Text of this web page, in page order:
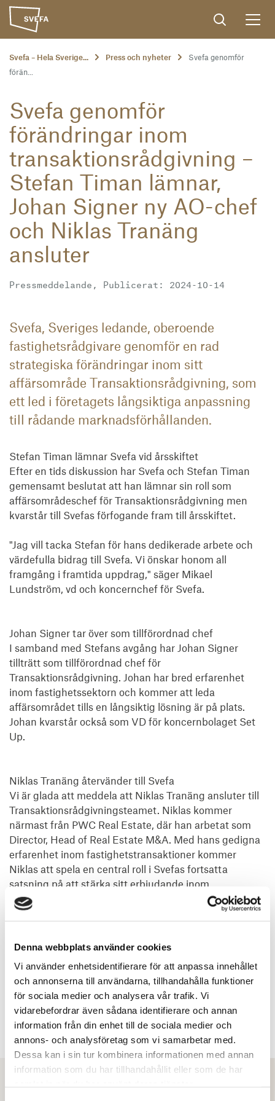
Denna webbplats använder cookies
Vi använder enhetsidentifierare för att anpassa innehållet
och annonserna till användarna, tillhandahålla funktioner
för sociala medier och analysera vår trafik. Vi
vidarebefordrar även sådana identifierare och annan
information från din enhet till de sociala medier och
annons- och analysföretag som vi samarbetar med.
Dessa kan i sin tur kombinera informationen med annan
information som du har tillhandahållit eller som de har
Svefa – Hela Sverige... Press och nyheter
Svefa genomför
förän...
Svefa genomför
förändringar inom
transaktionsrådgivning –
Stefan Timan lämnar,
Johan Signer ny AO-chef
och Niklas Tranäng
ansluter
Pressmeddelande, Publicerat: 2024-10-14
Svefa, Sveriges ledande, oberoende
fastighetsrådgivare genomför en rad
strategiska förändringar inom sitt
affärsområde Transaktionsrådgivning, som
ett led i företagets långsiktiga anpassning
till rådande marknadsförhållanden.
Stefan Timan lämnar Svefa vid årsskiftet
Efter en tids diskussion har Svefa och Stefan Timan
gemensamt beslutat att han lämnar sin roll som
affärsområdeschef för Transaktionsrådgivning men
kvarstår till Svefas förfogande fram till årsskiftet.
"Jag vill tacka Stefan för hans dedikerade arbete och
värdefulla bidrag till Svefa. Vi önskar honom all
framgång i framtida uppdrag," säger Mikael
Lundström, vd och koncernchef för Svefa.
Johan Signer tar över som tillförordnad chef
I samband med Stefans avgång har Johan Signer
tillträtt som tillförordnad chef för
Transaktionsrådgivning. Johan har bred erfarenhet
inom fastighetssektorn och kommer att leda
affärsområdet tills en långsiktig lösning är på plats.
Johan kvarstår också som VD för koncernbolaget Set
Up.
Niklas Tranäng återvänder till Svefa
Vi är glada att meddela att Niklas Tranäng ansluter till
Transaktionsrådgivningsteamet. Niklas kommer
närmast från PWC Real Estate, där han arbetat som
Director, Head of Real Estate M&A. Med hans gedigna
erfarenhet inom fastighetstransaktioner kommer
Niklas att spela en central roll i Svefas fortsatta
satsning på att stärka sitt erbjudande inom
transaktionsrådgivning. Han tillträder sin nya tjänst
den 4 november.
"Jag är mycket glad att Niklas återvänder till Svefa. Jag
med vår starka position i skärningspunkten mellan
offentliga och privata fastighetsaktörer, kommer att
skapa goda förutsättningar för fortsatt tillväxt och
utveckling på marknaden," kommenterar Mikael
Lundström, vd och koncernchef för Svefa.